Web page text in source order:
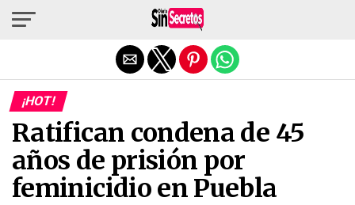
¡HOT!
Ratifican condena de 45
años de prisión por
feminicidio en Puebla
Salir de la versión móvil